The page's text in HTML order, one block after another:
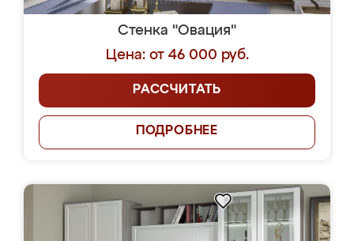
Стенка "Овация"
Цена: от 46 000 руб.
РАССЧИТАТЬ
ПОДРОБНЕЕ